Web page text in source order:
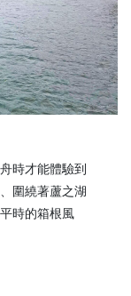
時才能體驗到
圍繞著蘆之湖
時的箱根風